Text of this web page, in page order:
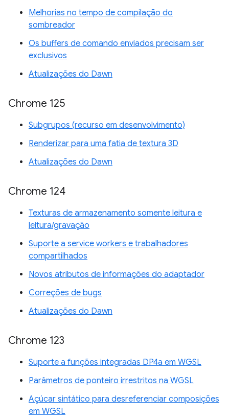
Melhorias no tempo de compilação do
sombreador
Os buffers de comando enviados precisam ser
exclusivos
Atualizações do Dawn
Chrome 125
Subgrupos (recurso em desenvolvimento)
Renderizar para uma fatia de textura 3D
Atualizações do Dawn
Chrome 124
Texturas de armazenamento somente leitura e
leitura/gravação
Suporte a service workers e trabalhadores
compartilhados
Novos atributos de informações do adaptador
Correções de bugs
Atualizações do Dawn
Chrome 123
Suporte a funções integradas DP4a em WGSL
Parâmetros de ponteiro irrestritos na WGSL
Açúcar sintático para desreferenciar composições
em WGSL